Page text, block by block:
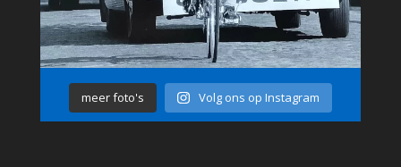
meer foto's Volg ons op Instagram